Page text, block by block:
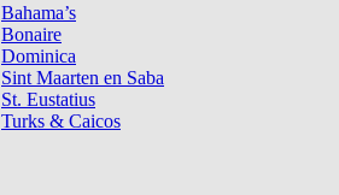
Bahama’s
Bonaire
Dominica
Sint Maarten en Saba
St. Eustatius
Turks & Caicos